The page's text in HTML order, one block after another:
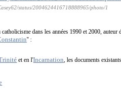
status/2004624416718888965/photo/1
catholicisme dans les années 1990 et 2000, auteur
'' :
et en l'Incarnation , les documents